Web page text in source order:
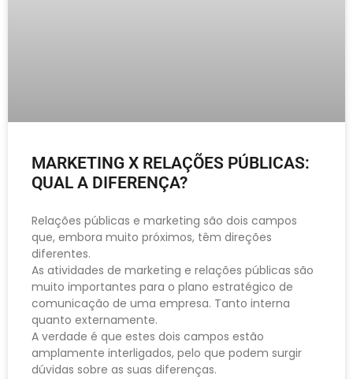
MARKETING X RELAÇÕES PÚBLICAS:
QUAL A DIFERENÇA?
Relações públicas e marketing são dois campos
que, embora muito próximos, têm direções
diferentes.
As atividades de marketing e relações públicas são
muito importantes para o plano estratégico de
comunicação de uma empresa. Tanto interna
quanto externamente.
A verdade é que estes dois campos estão
amplamente interligados, pelo que podem surgir
dúvidas sobre as suas diferenças.